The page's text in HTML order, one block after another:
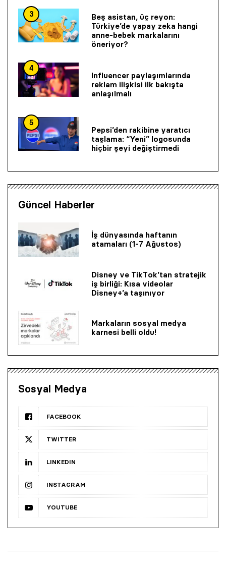
3
Beş asistan, üç reyon:
Türkiye’de yapay zeka hangi
anne-bebek markalarını
öneriyor?
4
Influencer paylaşımlarında
reklam ilişkisi ilk bakışta
anlaşılmalı
5
Pepsi’den rakibine yaratıcı
taşlama: “Yeni” logosunda
hiçbir şeyi değiştirmedi
Güncel Haberler
İş dünyasında haftanın
atamaları (1-7 Ağustos)
Disney ve TikTok’tan stratejik
iş birliği: Kısa videolar
Disney+’a taşınıyor
Markaların sosyal medya
karnesi belli oldu!
Sosyal Medya
FACEBOOK
TWITTER
LINKEDIN
INSTAGRAM
YOUTUBE